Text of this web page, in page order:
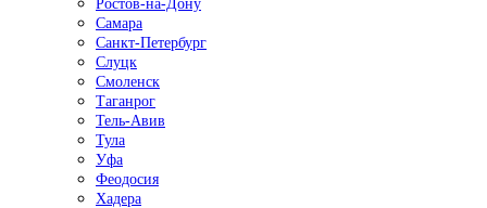
Ростов-на-Дону
Самара
Санкт-Петербург
Слуцк
Смоленск
Таганрог
Тель-Авив
Тула
Уфа
Феодосия
Хадера